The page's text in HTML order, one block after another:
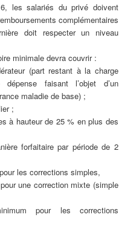
les salariés du privé doivent
complémentaires
doit respecter un niveau
minimale devra couvrir :
(part restant à la charge
faisant l’objet d’un
maladie de base) ;
;
à hauteur de 25 % en plus des
forfaitaire par période de 2
les corrections simples,
une correction mixte (simple
pour les corrections